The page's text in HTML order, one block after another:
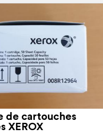
de cartouches
XEROX